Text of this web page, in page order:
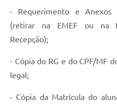
- Requerimento e Anexos
(retirar na EMEF ou na
Recepção);
- Cópia do RG e do CPF/MF
legal;
- Cópia da Matrícula do